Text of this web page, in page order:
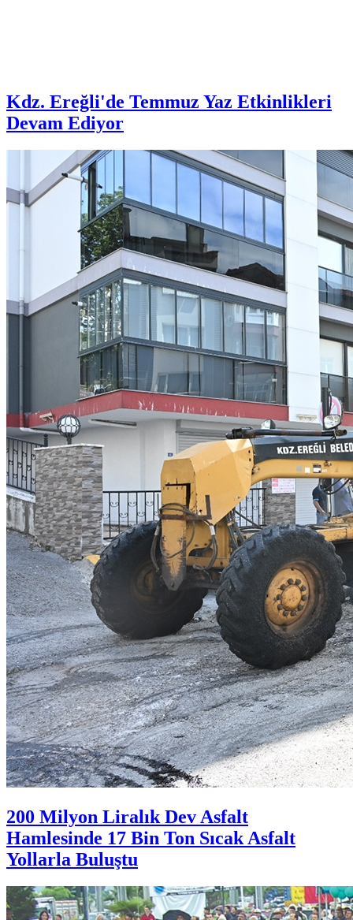
Kdz. Ereğli'de Temmuz Yaz Etkinlikleri
Devam Ediyor
200 Milyon Liralık Dev Asfalt
Hamlesinde 17 Bin Ton Sıcak Asfalt
Yollarla Buluştu